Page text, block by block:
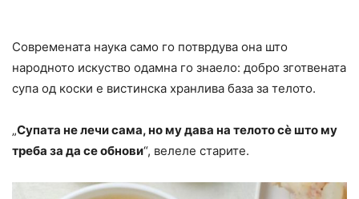
Современата наука само го потврдува она што
народното искуство одамна го знаело: добро зготвената
супа од коски е вистинска хранлива база за телото.
„Супата не лечи сама, но му дава на телото сѐ што му
треба за да се обнови“, велеле старите.